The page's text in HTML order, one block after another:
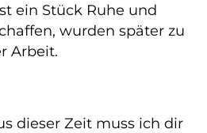
ein Stück Ruhe und
wurden später zu
Arbeit.
dieser Zeit muss ich dir